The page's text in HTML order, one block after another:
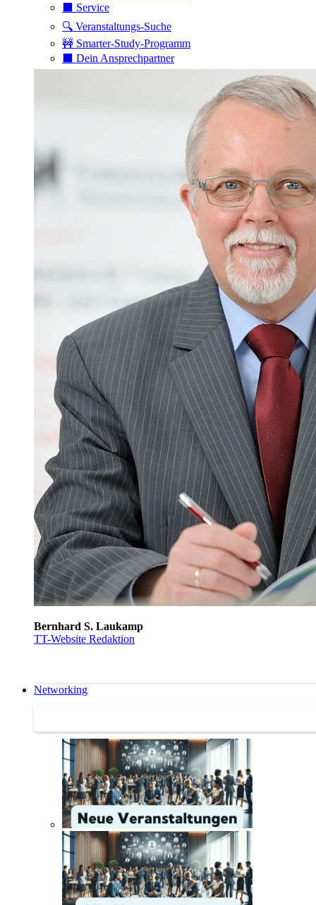
⬛️ Service
🔍 Veranstaltungs-Suche
🚧 Smarter-Study-Programm
⬛️ Dein Ansprechpartner
Bernhard S. Laukamp
TT-Website Redaktion
Networking